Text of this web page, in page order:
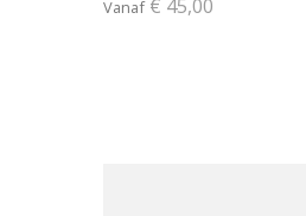
Vanaf € 45,00